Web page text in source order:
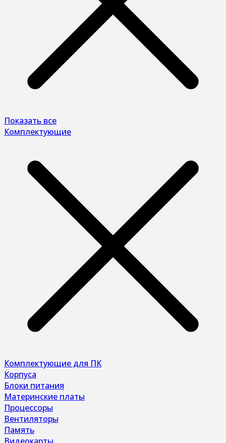
Показать все
Комплектующие
Комплектующие для ПК
Корпуса
Блоки питания
Материнские платы
Процессоры
Вентиляторы
Память